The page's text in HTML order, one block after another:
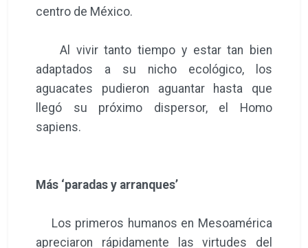
centro de México.
Al vivir tanto tiempo y estar tan bien
adaptados a su nicho ecológico, los
aguacates pudieron aguantar hasta que
llegó su próximo dispersor, el Homo
sapiens.
Más ‘paradas y arranques’
Los primeros humanos en Mesoamérica
apreciaron rápidamente las virtudes del